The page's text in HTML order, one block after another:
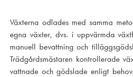
Växterna odlades med samma
egna växter, dvs. i uppvärmda
manuell bevattning och
Trädgårdsmästaren kontrollerade
vattnade och gödslade enligt